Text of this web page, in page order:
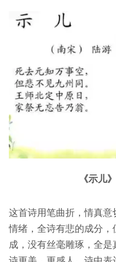
《示儿
这首诗用笔曲折，情真
情绪，全诗有悲的成分
成，没有丝毫雕琢，全